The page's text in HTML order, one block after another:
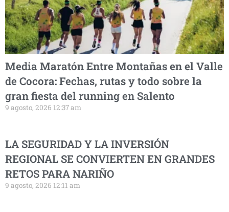
Media Maratón Entre Montañas en el Valle
de Cocora: Fechas, rutas y todo sobre la
gran fiesta del running en Salento
9 agosto, 2026 12:37 am
LA SEGURIDAD Y LA INVERSIÓN
REGIONAL SE CONVIERTEN EN GRANDES
RETOS PARA NARIÑO
9 agosto, 2026 12:11 am